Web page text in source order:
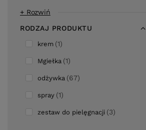
+ Rozwiń
RODZAJ PRODUKTU
krem 1
Mgiełka 1
odżywka 67
spray 1
zestaw do pielęgnacji 3